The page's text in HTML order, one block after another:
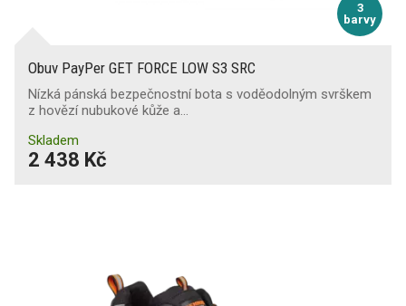
3
barvy
Obuv PayPer GET FORCE LOW S3 SRC
Nízká pánská bezpečnostní bota s voděodolným svrškem
z hovězí nubukové kůže a…
Skladem
2 438 Kč